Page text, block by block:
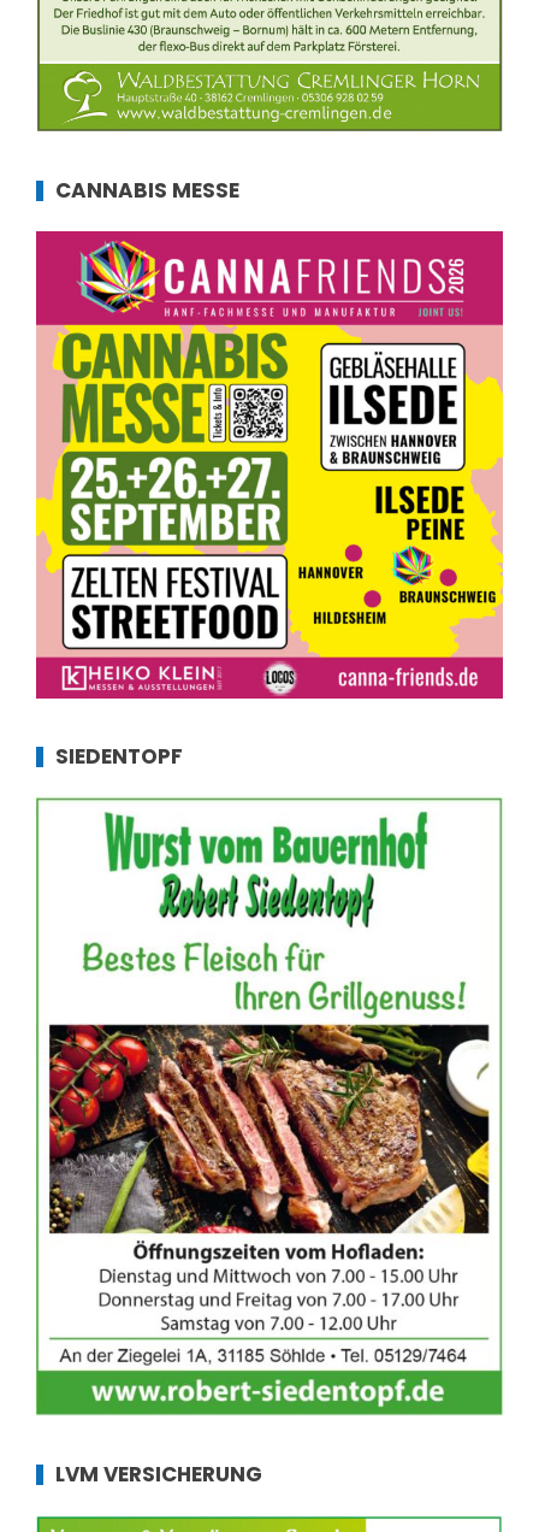
CANNABIS MESSE
SIEDENTOPF
LVM VERSICHERUNG